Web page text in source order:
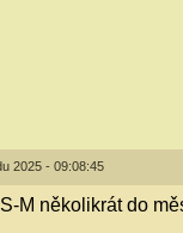
2025 - 09:08:45
M několikrát do